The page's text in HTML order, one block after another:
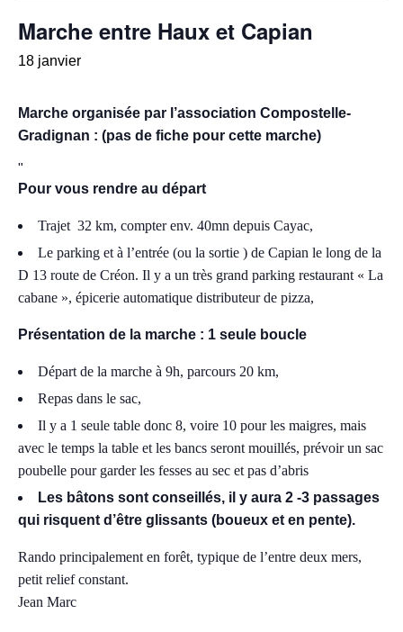
Marche entre Haux et Capian
18 janvier
Marche organisée par l’association Compostelle-
Gradignan : (pas de fiche pour cette marche)
Pour vous rendre au départ
Trajet 32 km, compter env. 40mn depuis Cayac,
Le parking et à l’entrée (ou la sortie ) de Capian le long de la
D 13 route de Créon. Il y a un très grand parking restaurant « La
cabane », épicerie automatique distributeur de pizza,
Présentation de la marche : 1 seule boucle
Départ de la marche à 9h, parcours 20 km,
Repas dans le sac,
Il y a 1 seule table donc 8, voire 10 pour les maigres, mais
avec le temps la table et les bancs seront mouillés, prévoir un sac
poubelle pour garder les fesses au sec et pas d’abris
Les bâtons sont conseillés, il y aura 2 -3 passages
qui risquent d’être glissants (boueux et en pente).
Rando principalement en forêt, typique de l’entre deux mers,
petit relief constant.
Jean Marc